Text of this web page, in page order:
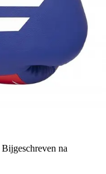
Bijgeschreven na